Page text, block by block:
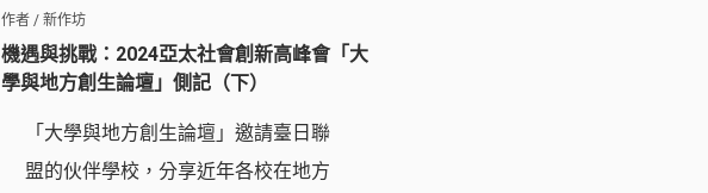
機遇與挑戰：2024亞太社會創新高峰會「大
學與地方創生論壇」側記（下）
作者 / 新作坊
「大學與地方創生論壇」邀請臺日聯
盟的伙伴學校，分享近年各校在地方